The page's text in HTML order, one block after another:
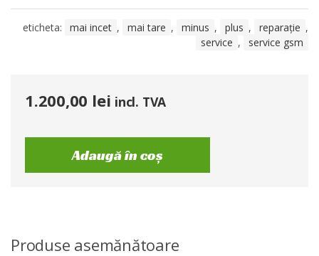
eticheta: mai incet , mai tare , minus , plus , reparație ,
service , service gsm
1.200,00 lei incl. TVA
Adaugă în coș
Produse asemănătoare